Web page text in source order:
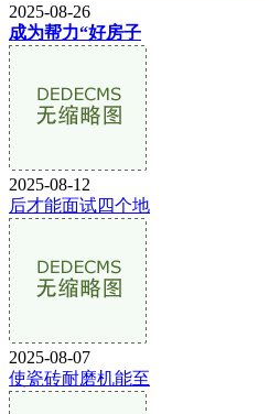
2025-08-26
成为帮力“好房子
2025-08-12
后才能面试四个地
2025-08-07
使瓷砖耐磨机能至